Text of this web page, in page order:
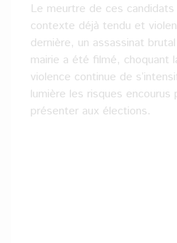
Le meurtre de ces
contexte déjà tendu et
dernière, un assassinat
mairie a été filmé, choquant
violence continue de
lumière les risques
présenter aux élections.